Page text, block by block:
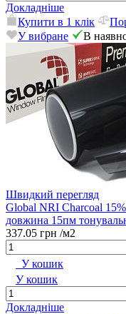
Докладніше
Купити в 1 клік
У вибране
В
Швидкий перегляд
Global NRI Charcoal
довжина 15пм
337.05 грн /м2
У кошик
У кошик
Докладніше